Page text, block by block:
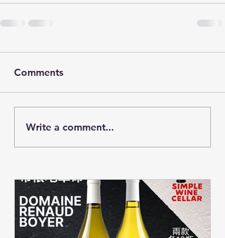
Comments
Write a comment...